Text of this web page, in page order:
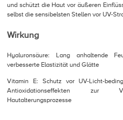
und schützt die Haut vor äußeren
selbst die sensibelsten Stellen vor UV-
Wirkung
Hyaluronsäure: Lang anhaltende
verbesserte Elastizität und Glätte
Vitamin E: Schutz vor UV-Licht-
Antioxidationseffekten zur
Hautalterungsprozesse